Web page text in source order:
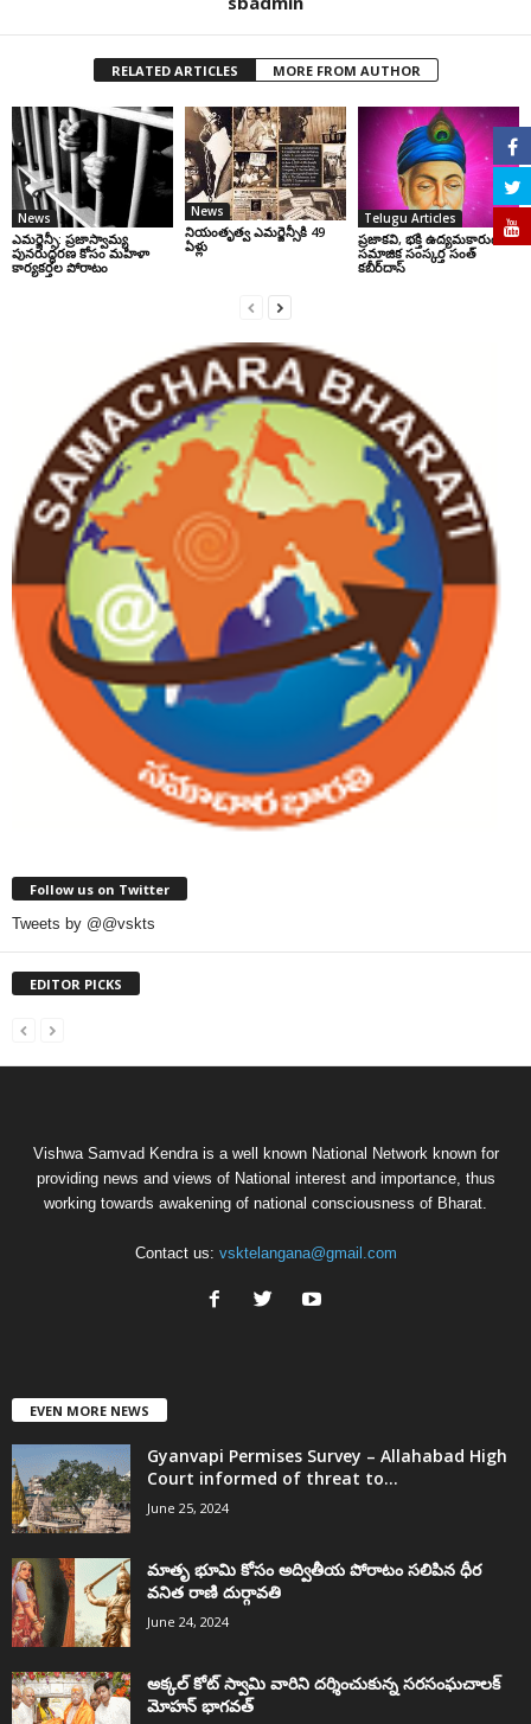
RELATED ARTICLES MORE FROM AUTHOR
News
ఎమర్జెన్సీ: ప్రజాస్వామ్య
పునరుద్ధరణ కోసం మహిళా
కార్యకర్తల పోరాటం
News
నియంతృత్వ ఎమర్జెన్సీకి 49
ఏళ్లు
Telugu Articles
ప్రజాకవి, భక్తి ఉద్యమకారుడు,
సమాజిక సంస్కర్త సంత్‌
కబీర్‌దాస్‌
Follow us on Twitter
Tweets by @@vskts
EDITOR PICKS
Vishwa Samvad Kendra is a well known National Network known for
providing news and views of National interest and importance, thus
working towards awakening of national consciousness of Bharat.
Contact us: vsktelangana@gmail.com
EVEN MORE NEWS
Gyanvapi Permises Survey – Allahabad High
Court informed of threat to...
June 25, 2024
మాతృ భూమి కోసం అద్వితీయ పోరాటం సలిపిన ధీర
వనిత రాణి దుర్గావతి
June 24, 2024
అక్కల్‌ కోట్‌ స్వామి వారిని దర్శించుకున్న సరసంఘచాలక్
మోహన్ భాగవత్